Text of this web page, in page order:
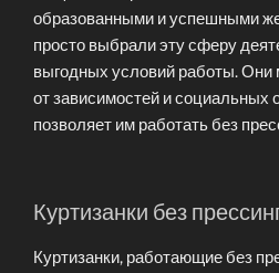
образованными и успешными
просто выбрали эту сферу
выгодных условий работы.
от зависимостей и социальных
позволяет им работать без
Куртизанки без
Куртизанки, работающие без